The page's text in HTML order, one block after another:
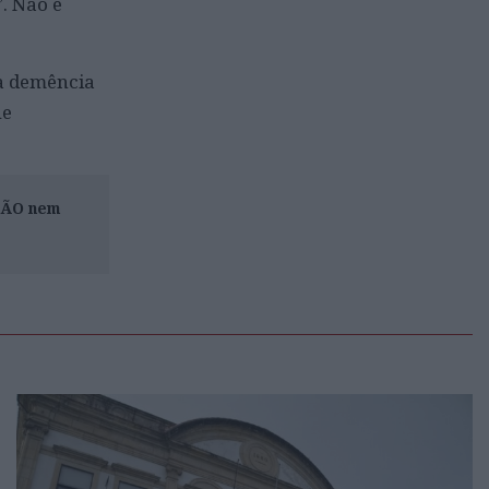
demência
nem